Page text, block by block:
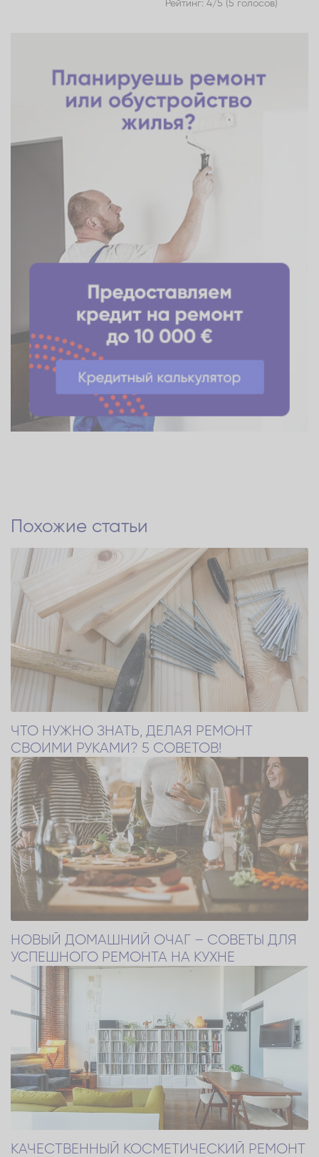
Рейтинг: 4/5 (5 голосов)
Похожие статьи
ЧТО НУЖНО ЗНАТЬ, ДЕЛАЯ РЕМОНТ
СВОИМИ РУКАМИ? 5 СОВЕТОВ!
НОВЫЙ ДОМАШНИЙ ОЧАГ – СОВЕТЫ ДЛЯ
УСПЕШНОГО РЕМОНТА НА КУХНЕ
КАЧЕСТВЕННЫЙ КОСМЕТИЧЕСКИЙ РЕМОНТ